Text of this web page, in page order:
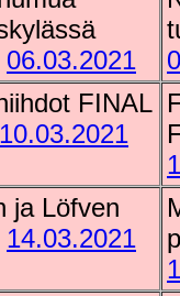
06.03.2021
FINAL
10.03.2021
ja Löfven
14.03.2021